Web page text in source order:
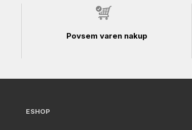
Povsem varen nakup
ESHOP